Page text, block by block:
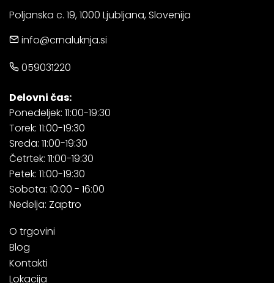
Poljanska c. 19, 1000 Ljubljana, Slovenija
info@crnaluknja.si
059031220
Delovni čas:
Ponedeljek: 11:00-19:30
Torek: 11:00-19:30
Sreda: 11:00-19:30
Četrtek: 11:00-19:30
Petek: 11:00-19:30
Sobota: 10:00 - 16:00
Nedelja: Zaptro
O trgovini
Blog
Kontakti
Lokacija